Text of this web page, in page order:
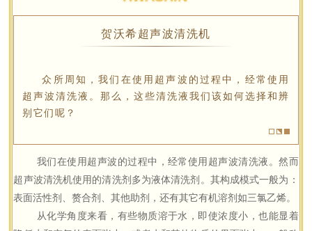
贺沃希超声波清洗机
众所周知，我们在使用超声波的过程中，经常使用
超声波清洗液。那么，这些清洗液我们该如何选择和辨
别它们呢？
我们在使用超声波的过程中，经常使用超声波清洗液。然而
超声波清洗机使用的清洗剂多为液体清洗剂。其构成模式一般为：
表面活性剂、赘合剂、其他助剂，还有其它有机溶剂如三氯乙烯。
从化学角度来看，有些物质溶于水，即使浓度小，也能显着